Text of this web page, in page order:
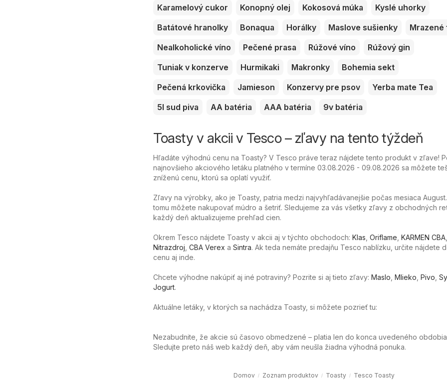
Karamelový cukor
Konopný olej Kokosová múka
Kyslé uhorky
Batátové hranolky
Bonaqua Horálky Maslove sušienky
Mrazené
Nealkoholické víno
Pečené prasa Rúžové víno
Rúžový gin
Tuniak v konzerve
Hurmikaki Makronky
Bohemia sekt
Pečená krkovička
Jamieson Konzervy pre psov
Yerba mate Tea
5l sud piva
AA batéria AAA batéria 9v batéria
Toasty v akcii v Tesco – zľavy na tento týždeň
Hľadáte výhodnú cenu na Toasty? V Tesco práve teraz nájdete tento produkt v zľave!
najnovšieho akciového letáku platného v termíne 03.08.2026 - 09.08.2026 sa môžete
zníženú cenu, ktorú sa oplatí využiť.
Zľavy na výrobky, ako je Toasty, patria medzi najvyhľadávanejšie počas mesiaca
tomu môžete nakupovať múdro a šetriť. Sledujeme za vás všetky zľavy z obchodných
každý deň aktualizujeme prehľad cien.
Okrem Tesco nájdete Toasty v akcii aj v týchto obchodoch: Klas Oriflame KARMEN CBA
Nitrazdroj CBA Verex a Sintra. Ak teda nemáte predajňu Tesco nablízku, určite nájdete
cenu aj inde.
Chcete výhodne nakúpiť aj iné potraviny? Pozrite si aj tieto zľavy: Maslo Mlieko Pivo
Jogurt.
Aktuálne letáky, v ktorých sa nachádza Toasty, si môžete pozrieť tu:
Nezabudnite, že akcie sú časovo obmedzené – platia len do konca uvedeného
Sledujte preto náš web každý deň, aby vám neušla žiadna výhodná ponuka.
Domov Zoznam produktov Toasty Tesco Toasty